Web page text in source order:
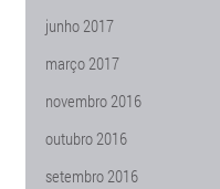
junho 2017
março 2017
novembro 2016
outubro 2016
setembro 2016